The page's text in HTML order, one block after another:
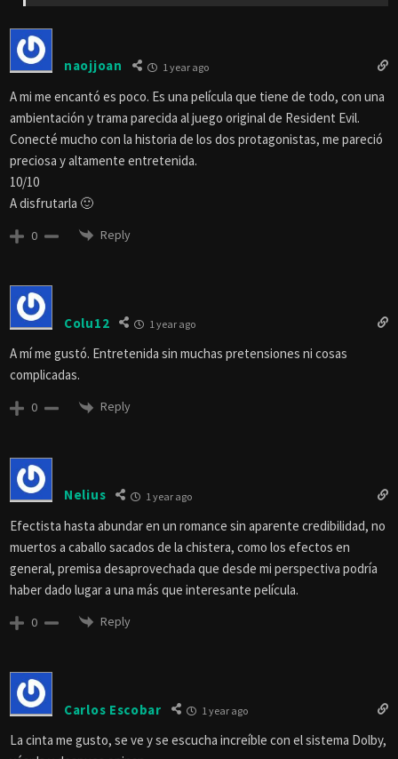
naojjoan 1 year ago
A mi me encantó es poco. Es una película que tiene de todo, con una
ambientación y trama parecida al juego original de Resident Evil.
Conecté mucho con la historia de los dos protagonistas, me pareció
preciosa y altamente entretenida.
10/10
A disfrutarla 🙂
0 Reply
Colu12 1 year ago
A mí me gustó. Entretenida sin muchas pretensiones ni cosas
complicadas.
0 Reply
Nelius 1 year ago
Efectista hasta abundar en un romance sin aparente credibilidad, no
muertos a caballo sacados de la chistera, como los efectos en
general, premisa desaprovechada que desde mi perspectiva podría
haber dado lugar a una más que interesante película.
0 Reply
Carlos Escobar 1 year ago
La cinta me gusto, se ve y se escucha increíble con el sistema Dolby,